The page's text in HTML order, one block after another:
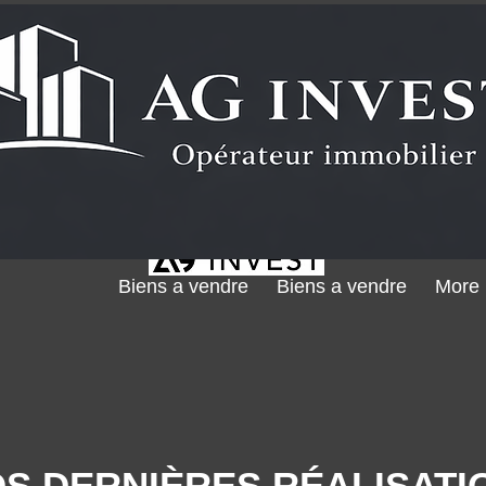
Biens a vendre Biens a vendre More